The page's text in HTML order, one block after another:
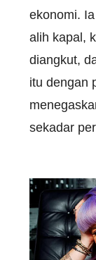
ekonomi.
alih kapal,
diangkut,
itu dengan
sekadar